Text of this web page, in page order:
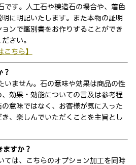
です。人工石や模造石の場合や、着色
に明記いたします。また本物の証明
ンで鑑別書をお作りすることができ
さい。
こちら】
？
いません。石の意味や効果は商品の性
効果・効能についての言及は参考程
意味ではなく、お客様が気に入った
、楽しんでいただくことを主旨とし
ますか？
ては、こちらのオプション加工を同時